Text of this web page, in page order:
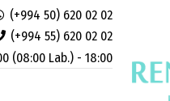
(+994 55) 620 02 02
(+994 50) 620 02 02
(08:00 Lab.) - 18:00